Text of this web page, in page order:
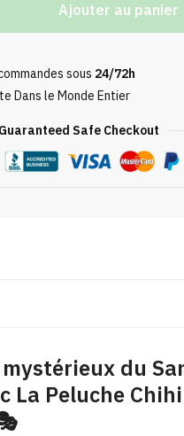
Ajouter au panier
sous 24/72h
Dans le Monde Entier
Guaranteed Safe Checkout
du
La Peluche